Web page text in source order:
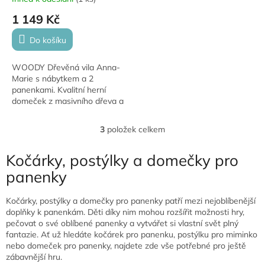
1 149 Kč
Do košíku
WOODY Dřevěná vila Anna-
Marie s nábytkem a 2
panenkami. Kvalitní herní
domeček z masivního dřeva a
O
l
á
c
í
p
r
v
3 položek celkem
Kočárky, postýlky a domečky pro
panenky
Kočárky, postýlky a domečky pro panenky patří mezi nejoblíbenější
doplňky k panenkám. Děti díky nim mohou rozšířit možnosti hry,
pečovat o své oblíbené panenky a vytvářet si vlastní svět plný
fantazie. Ať už hledáte kočárek pro panenku, postýlku pro miminko
nebo domeček pro panenky, najdete zde vše potřebné pro ještě
zábavnější hru.